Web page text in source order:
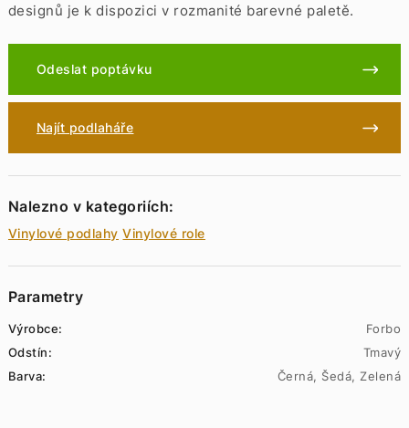
designů je k dispozici v rozmanité barevné paletě.
Odeslat poptávku
Najít podlaháře
Nalezno v kategoriích:
Vinylové podlahy Vinylové role
Parametry
Výrobce:
Forbo
Odstín:
Tmavý
Barva:
Černá, Šedá, Zelená